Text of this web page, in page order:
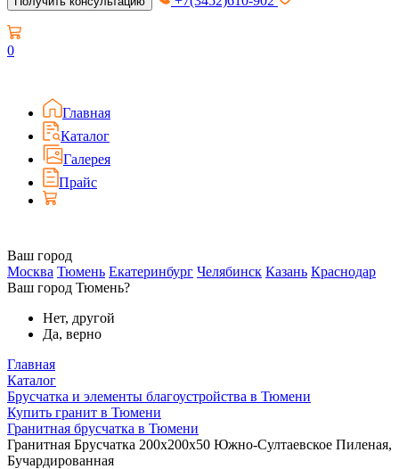
0
Главная
Каталог
Галерея
Прайс
Ваш город
Москва Тюмень Екатеринбург Челябинск Казань Краснодар
Ваш город Тюмень?
Нет, другой
Да, верно
Главная
Каталог
Брусчатка и элементы благоустройства в Тюмени
Купить гранит в Тюмени
Гранитная брусчатка в Тюмени
Гранитная Брусчатка 200х200x50 Южно-Султаевское Пиленая,
Бучардированная